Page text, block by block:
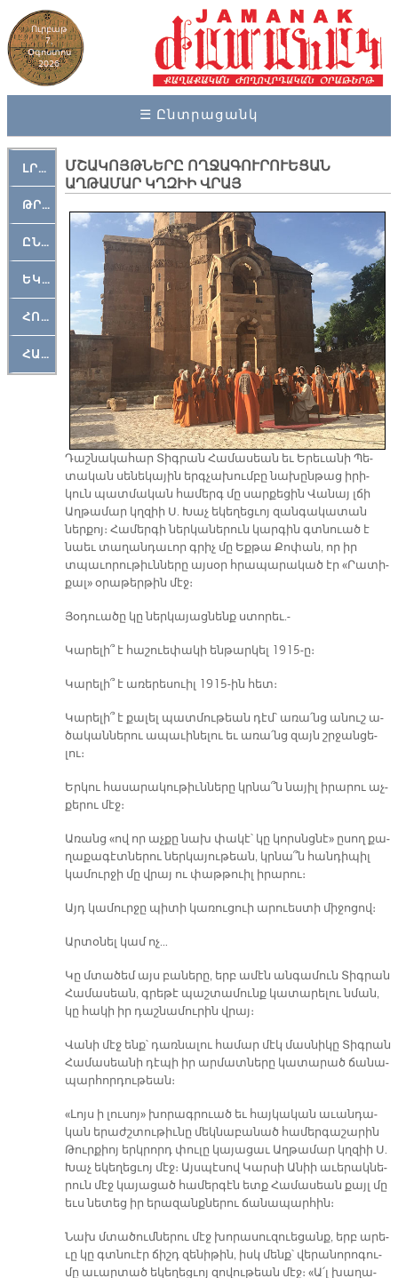
Ուրբաթ
7,
Օգոստոս
2026
☰ Ընտրացանկ
ԼՐԱՀՈՍ
ԹՐՔԱՀԱՅ ԿԵԱՆՔ
ԸՆԿԵՐԱՄՇԱԿՈՒԹԱՅԻՆ
ԵԿԵՂԵՑԱԿԱՆ
ՀՈԳԵՄՏԱՒՈՐ
ՀԱՐԹԱԿ
ՄՇԱԿՈՅԹՆԵՐԸ ՈՂՋԱԳՈՒՐՈՒԵՑԱՆ
ԱՂԹԱՄԱՐ ԿՂԶԻԻ ՎՐԱՅ
Դաշ­նա­կա­հար Տիգ­րան Հա­մա­սեան եւ Ե­րե­ւա­նի Պե­
տա­կան սե­նե­կա­յին երգ­չա­խում­բը նա­խըն­թաց ի­րի­
կուն պատ­մա­կան հա­մերգ մը սար­քե­ցին Վա­նայ լճի
Աղ­թա­մար կղզիի Ս. Խաչ ե­կե­ղեց­ւոյ զան­գա­կա­տան
ներ­քոյ։ Հա­մեր­գի ներ­կա­նե­րուն կար­գին գտնուած է
նաեւ տա­ղան­դա­ւոր գրիչ մը Եք­թա Քո­փան, որ իր
տպա­ւո­րու­թիւն­նե­րը այ­սօր հրա­պա­րա­կած էր «Րա­տի­
քալ» օ­րա­թեր­թին մէջ։
Յօ­դուա­ծը կը ներ­կա­յաց­նենք ստո­րեւ.-
Կա­րե­լի՞ է հա­շուե­փա­կի են­թար­կել 1915-ը։
Կա­րե­լի՞ է ա­ռե­րե­սուիլ 1915-ին հետ։
Կա­րե­լի՞ է քա­լել պատ­մու­թեան դէմ՝ ա­ռա՛նց ա­նուշ ա­
ծա­կան­նե­րու ա­պա­ւի­նե­լու եւ ա­ռա՛նց զայն շրջան­ցե­
լու։
Եր­կու հա­սա­րա­կու­թիւն­նե­րը կրնա՞ն նա­յիլ ի­րա­րու աչ­
քե­րու մէջ։
Ա­ռանց «ով որ աչ­քը նախ փա­կէ՝ կը կորսնց­նէ» ը­սող քա­
ղա­քա­գէտ­նե­րու ներ­կա­յու­թեան, կրնա՞ն հան­դի­պիլ
կա­մուր­ջի մը վրայ ու փաթ­թուիլ ի­րա­րու։
Այդ կա­մուր­ջը պի­տի կա­ռու­ցուի ա­րուես­տի մի­ջո­ցով։
Ար­տօ­նել կամ ոչ…
Կը մտա­ծեմ այս բա­նե­րը, երբ ա­մէն ան­գա­մուն Տիգ­րան
Հա­մա­սեան, գրե­թէ պաշ­տա­մունք կա­տա­րե­լու նման,
կը հա­կի իր դաշ­նա­մու­րին վրայ։
Վա­նի մէջ ենք՝ դառ­նա­լու հա­մար մէկ մաս­նի­կը Տիգ­րան
Հա­մա­սեա­նի դէ­պի իր ար­մատ­նե­րը կա­տա­րած ճա­նա­
պար­հոր­դու­թեան։
«Լոյս ի լու­սոյ» խո­րագ­րուած եւ հայ­կա­կան ա­ւան­դա­
կան ե­րաժշ­տու­թիւ­նը մեկ­նա­բա­նած հա­մեր­գա­շա­րին
Թուր­քիոյ երկ­րորդ փու­լը կա­յա­ցաւ Աղ­թա­մար կղզիի Ս.
Խաչ ե­կե­ղեց­ւոյ մէջ։ Այս­պէ­սով Կար­սի Ա­նիի ա­ւե­րակ­նե­
րուն մէջ կա­յա­ցած հա­մեր­գէն ետք Հա­մա­սեան քայլ մը
եւս նե­տեց իր ե­րա­զանք­նե­րու ճա­նա­պար­հին։
Նախ մտա­ծում­նե­րու մէջ խո­րա­սու­զուե­ցանք, երբ ա­րե­
ւը կը գտնուէր ճիշդ զե­նի­թին, իսկ մենք՝ վե­րա­նո­րո­գու­
մը ա­ւար­տած ե­կե­ղեց­ւոյ զո­վու­թեան մէջ։ «Ա՛լ խա­ղա­